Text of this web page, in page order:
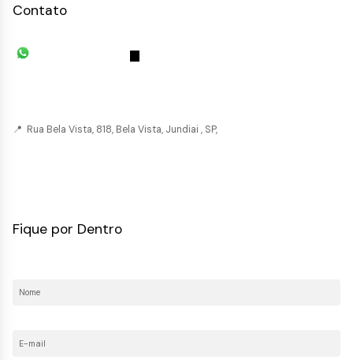
Contato
📍 Rua Bela Vista, 818, Bela Vista, Jundiai , SP,
Fique por Dentro